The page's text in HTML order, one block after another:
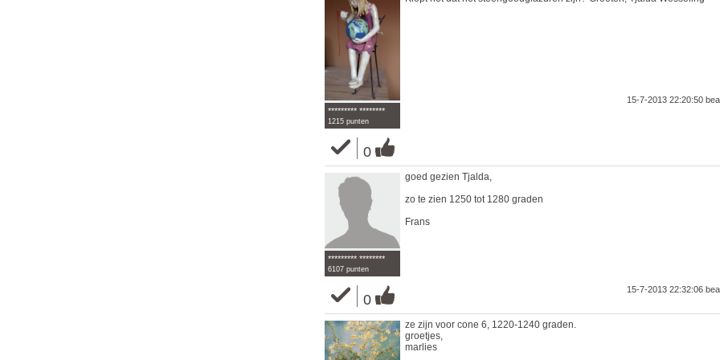
********* ********
1215 punten
0
15-7-2013 22:20:50
********* ********
6107 punten
0
goed gezien Tjalda,
zo te zien 1250 tot 1280 graden
Frans
15-7-2013 22:32:06
ze zijn voor cone 6, 1220-1240 graden.
groetjes,
marlies